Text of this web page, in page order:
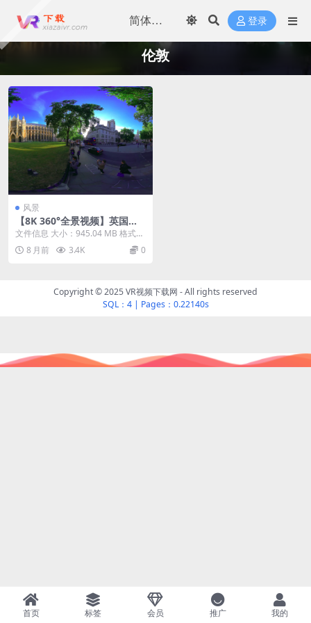
登录
伦敦
风景
【8K 360°全景视频】英国伦
敦虚拟旅行
文件信息 大小：945.04 MB 格式：
mkv 时长：06:12 视频信息 色...
8 月前 3.4K 0
Copyright © 2025 VR视频下载网 - All rights reserved
SQL：4| Pages：0.22140s
首页 标签 会员 推广 我的